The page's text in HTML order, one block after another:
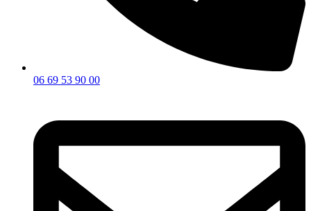
06 69 53 90 00